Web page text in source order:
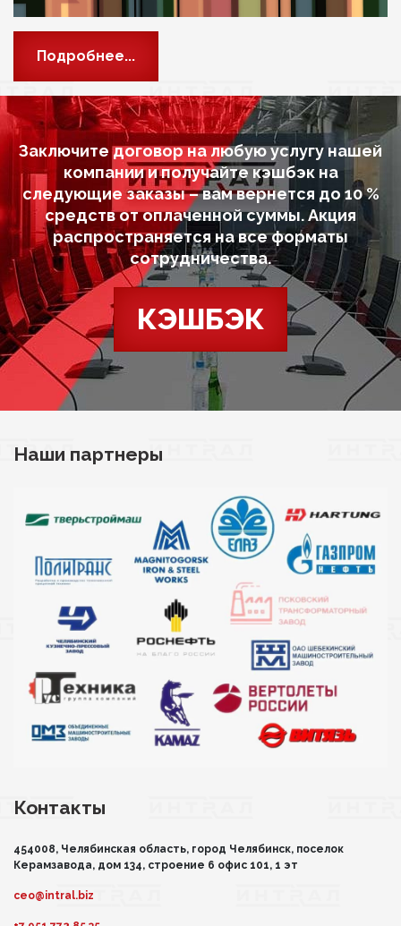
Подробнее...
Заключите договор на любую услугу нашей
компании и получайте кэшбэк на
следующие заказы – вам вернется до 10 %
средств от оплаченной суммы. Акция
распространяется на все форматы
сотрудничества.
КЭШБЭК
Наши партнеры
Контакты
454008, Челябинская область, город Челябинск, поселок
Керамзавода, дом 134, строение 6 офис 101, 1 эт
ceo@intral.biz